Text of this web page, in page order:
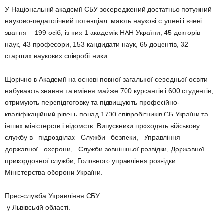
У Національній академії СБУ зосереджений достатньо потужний
науково-педагогічний потенціал: мають наукові ступені і вчені
звання – 199 осіб, із них 1 академік НАН України, 45 докторів
наук, 43 професори, 153 кандидати наук, 65 доцентів, 32
старших наукових співробітники.
Щорічно в Академії на основі повної загальної середньої освіти
набувають знання та вміння майже 700 курсантів і 600 студентів;
отримують перепідготовку та підвищують професійно-
кваліфікаційний рівень понад 1700 співробітників СБ України та
інших міністерств і відомств. Випускники проходять військову
службу в підрозділах Служби безпеки, Управління
державної охорони, Служби зовнішньої розвідки, Державної
прикордонної служби, Головного управління розвідки
Міністерства оборони України.
Прес-служба Управління СБУ
у Львівській області.